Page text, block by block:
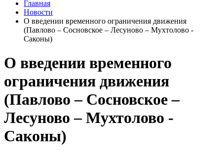
Главная
Новости
О введении временного ограничения движения
(Павлово – Сосновское – Лесуново – Мухтолово -
Саконы)
О введении временного
ограничения движения
(Павлово – Сосновское –
Лесуново – Мухтолово -
Саконы)